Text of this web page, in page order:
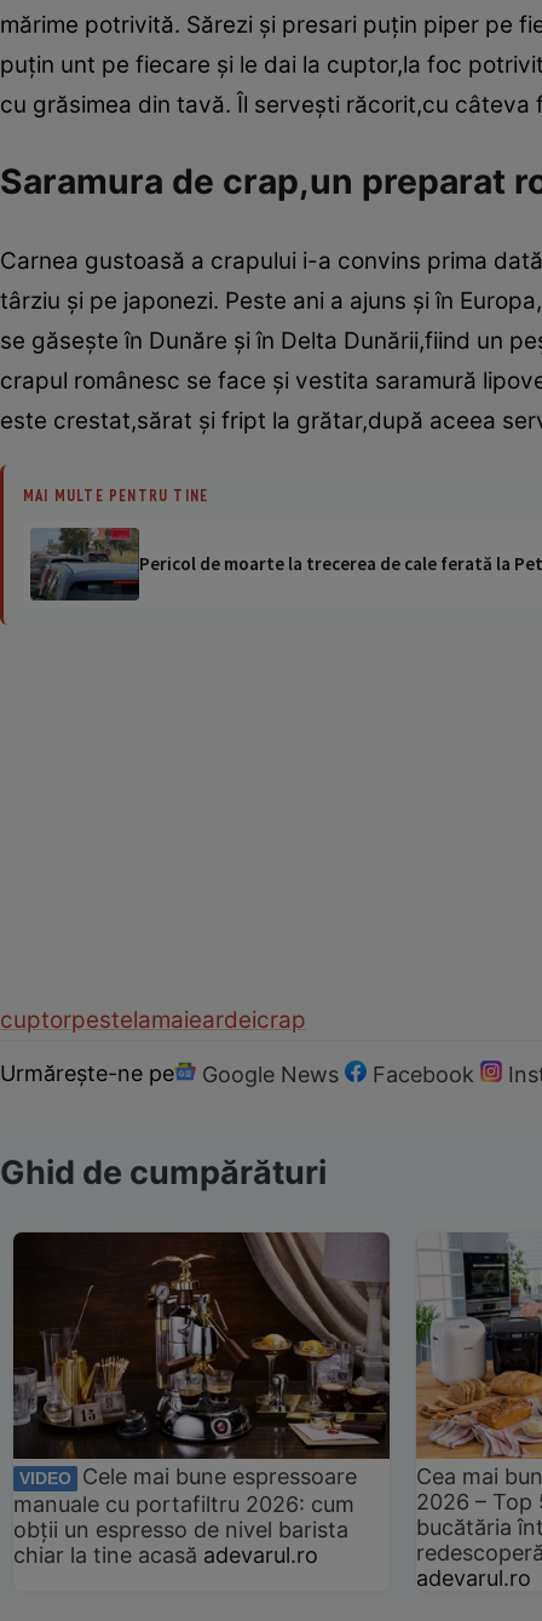
mărime potrivită. Sărezi şi presari puţin piper pe
puţin unt pe fiecare şi le dai la cuptor,la foc
cu grăsimea din tavă. Îl serveşti răcorit,cu câteva
Saramura de crap,un preparat
Carnea gustoasă a crapului i-a convins prima
târziu şi pe japonezi. Peste ani a ajuns şi în
se găseşte în Dunăre şi în Delta Dunării,fiind un
crapul românesc se face şi vestita saramură
este crestat,sărat şi fript la grătar,după aceea
MAI MULTE PENTRU TINE
Pericol de moarte la trecerea de cale ferată la
cuptorpestelamaieardeicrap
Urmărește-ne pe Google News Facebook
Ghid de cumpărături
VIDEO
Cele mai bune espressoare
manuale cu portafiltru 2026: cum
obții un espresso de nivel barista
chiar la tine acasă adevarul.ro
Cea mai
2026 –
bucătăria
adevarul.ro